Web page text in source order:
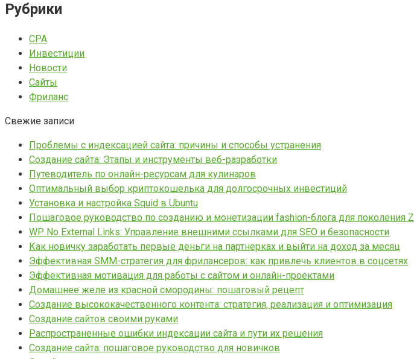
Рубрики
CPA
Инвестиции
Новости
Сайты
Фриланс
Свежие записи
Проблемы с индексацией сайта: причины и способы устранения
Создание сайта: Этапы и инструменты веб-разработки
Путеводитель по онлайн-ресурсам для кулинаров
Оптимальный выбор криптокошелька для долгосрочных инвестиций
Установка и настройка Squid в Ubuntu
Пошаговое руководство по созданию и монетизации fashion-блога для поколения Z
WP No External Links: Управление внешними ссылками для SEO и безопасности
Как новичку заработать первые деньги на партнерках и выйти на доход за месяц
Эффективная SMM-стратегия для фрилансеров: как привлечь клиентов в соцсетях
Эффективная мотивация для работы с сайтом и онлайн-проектами
Домашнее желе из красной смородины: пошаговый рецепт
Создание высококачественного контента: стратегия, реализация и оптимизация
Создание сайтов своими руками
Распространенные ошибки индексации сайта и пути их решения
Создание сайта: пошаговое руководство для новичков